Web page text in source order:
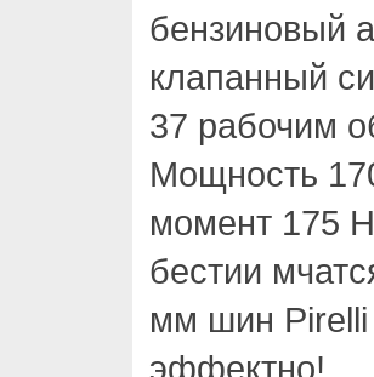
бензиновый
клапанный
37 рабочим
Мощность
момент 175
бестии
мм шин Pirelli
эффектно!